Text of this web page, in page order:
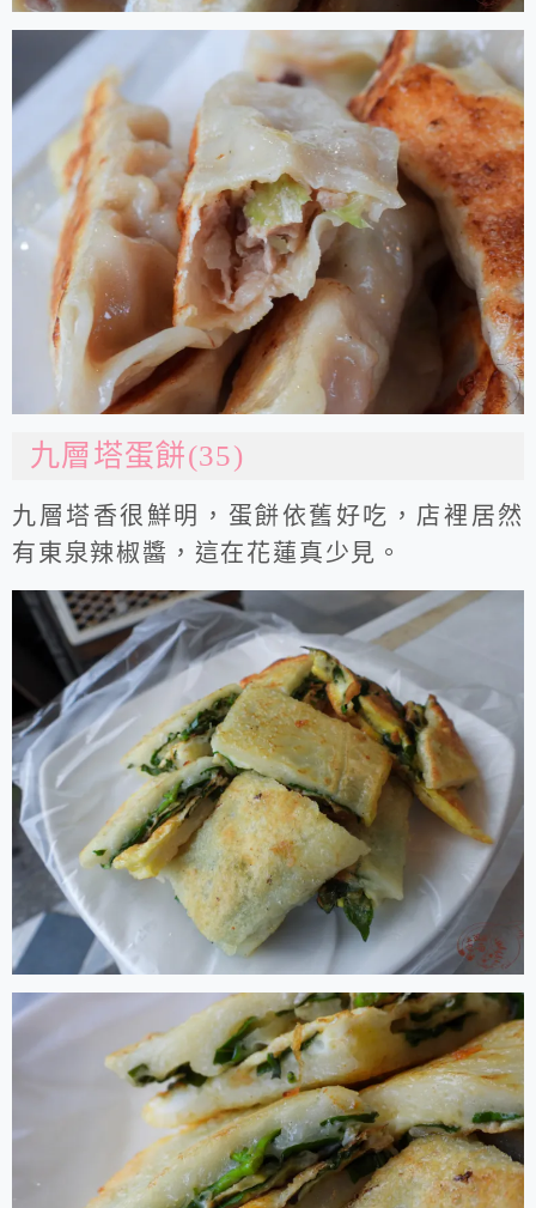
九層塔蛋餅(35)
九層塔香很鮮明，蛋餅依舊好吃，店裡居然
有東泉辣椒醬，這在花蓮真少見。